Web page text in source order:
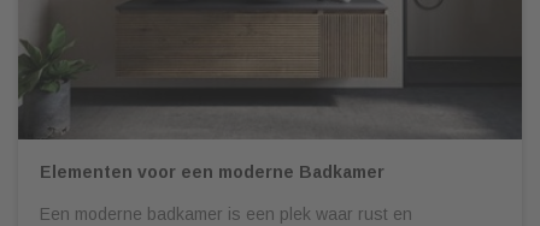
Elementen voor een moderne Badkamer
Een moderne badkamer is een plek waar rust en